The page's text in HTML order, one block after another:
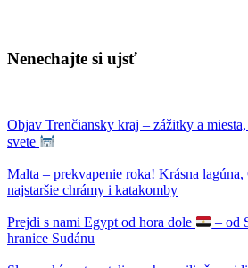
Nenechajte si ujsť
Objav Trenčiansky kraj – zážitky a
svete
Malta – prekvapenie roka! Krásna
najstaršie chrámy i katakomby
Prejdi s nami Egypt od hora dole
– od
hranice Sudánu